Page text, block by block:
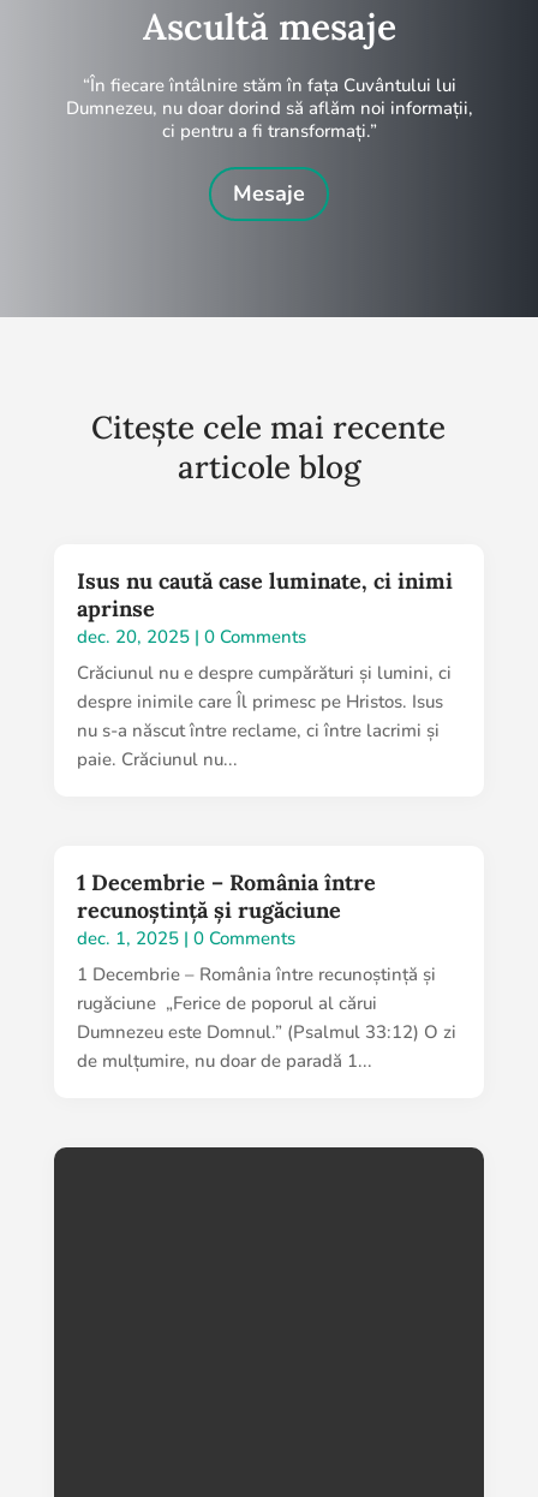
Ascultă mesaje
“În fiecare întâlnire stăm în fața Cuvântului lui
Dumnezeu, nu doar dorind să aflăm noi informații,
ci pentru a fi transformați.”
Mesaje
Citește cele mai recente
articole blog
Isus nu caută case luminate, ci inimi
aprinse
dec. 20, 2025| 0 Comments
Crăciunul nu e despre cumpărături și lumini, ci
despre inimile care Îl primesc pe Hristos. Isus
nu s-a născut între reclame, ci între lacrimi și
paie. Crăciunul nu...
1 Decembrie – România între
recunoștință și rugăciune
dec. 1, 2025| 0 Comments
1 Decembrie – România între recunoștință și
rugăciune „Ferice de poporul al cărui
Dumnezeu este Domnul.” (Psalmul 33:12) O zi
de mulțumire, nu doar de paradă 1...